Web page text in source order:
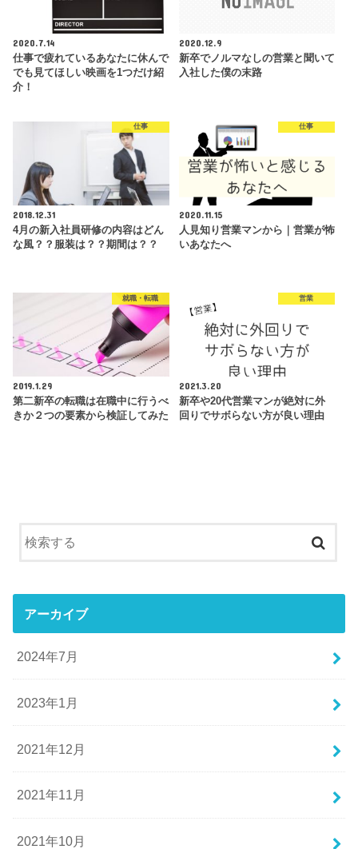
2020.7.14
仕事で疲れているあなたに休んで
でも見てほしい映画を1つだけ紹
介！
2020.12.9
新卒でノルマなしの営業と聞いて
入社した僕の末路
仕事
2018.12.31
4月の新入社員研修の内容はどん
な風？？服装は？？期間は？？
仕事
2020.11.15
人見知り営業マンから｜営業が怖
いあなたへ
就職・転職
2019.1.29
第二新卒の転職は在職中に行うべ
きか２つの要素から検証してみた
営業
2021.3.20
新卒や20代営業マンが絶対に外
回りでサボらない方が良い理由
アーカイブ
2024年7月
2023年1月
2021年12月
2021年11月
2021年10月